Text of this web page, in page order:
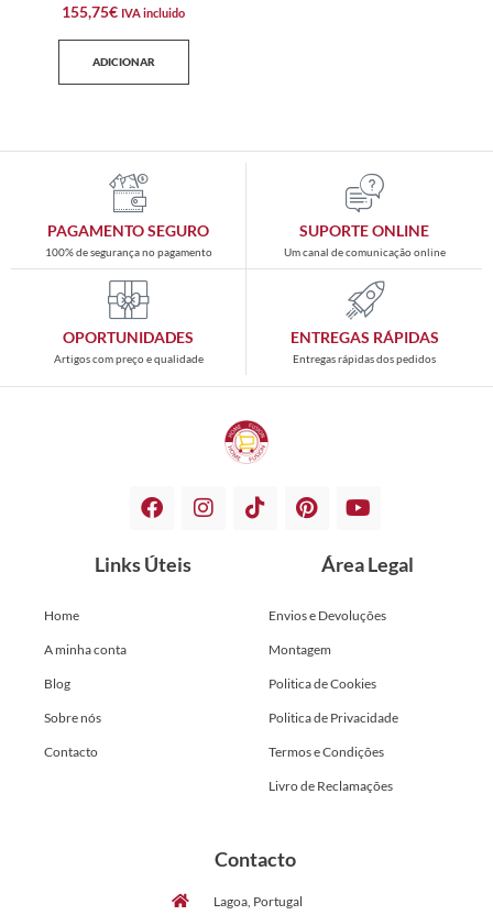
155,75€ IVA incluido
ADICIONAR
PAGAMENTO SEGURO
100% de segurança no pagamento
SUPORTE ONLINE
Um canal de comunicação online
OPORTUNIDADES
Artigos com preço e qualidade
ENTREGAS RÁPIDAS
Entregas rápidas dos pedidos
Links Úteis
Home
A minha conta
Blog
Sobre nós
Contacto
Área Legal
Envios e Devoluções
Montagem
Politica de Cookies
Politica de Privacidade
Termos e Condições
Livro de Reclamações
Contacto
Lagoa, Portugal